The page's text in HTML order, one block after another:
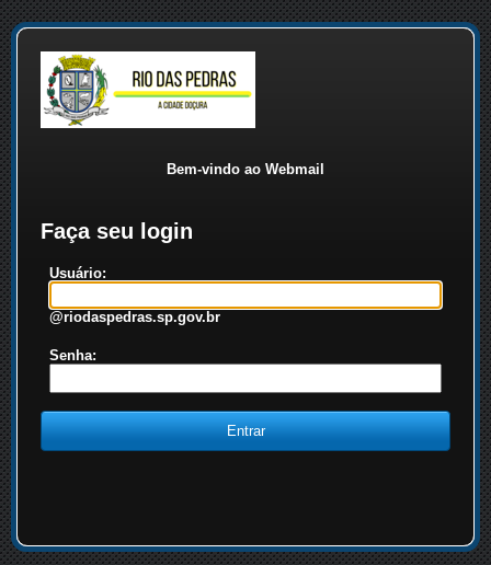
Bem-vindo ao Webmail
Faça seu login
Usuário:
@riodaspedras.sp.gov.br
Senha: